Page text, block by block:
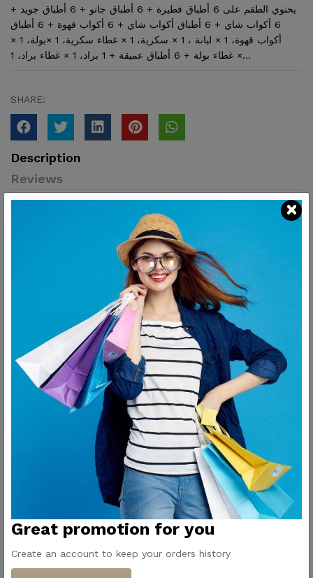
يحتوي الطقم على 6 أطباق فطيرة + 6 أطباق جاتو + 6 أطباق جويد +
6 أكواب شاي + 6 أطباق أكواب شاي + 6 أكواب قهوة + 6 أطباق
أكواب قهوة، 1 × لبانة ، 1 × سكرية، 1 × غطاء سكرية، 1 ×بولة، 1 ×
غطاء بولة + 6 أطباق عميقة + 1 براد، 1 × غطاء براد، 1 ×...
SHARE:
Description
Reviews
آمن للاستخدام في الميكروويف وغسالة الأطباق لمزيد من الراحة.
× طبق سرفيس صغير، 1 × طبق سرفيس متوسط، 1 × طبق سرفيس
Great promotion for you
Create an account to keep your orders history